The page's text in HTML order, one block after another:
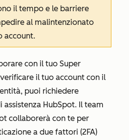
il tempo e le barriere
al malintenzionato
account.
con il tuo Super
il tuo account con il
puoi richiedere
assistenza HubSpot. Il team
collaborerà con te per
a due fattori (2FA)